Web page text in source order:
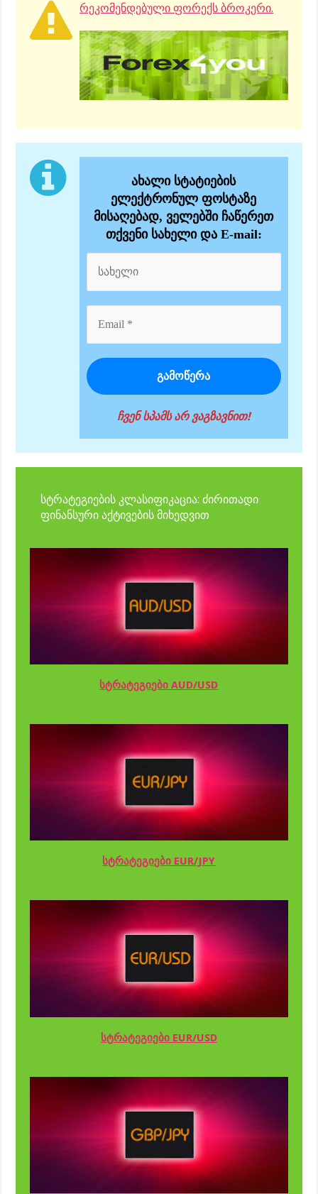
რეკომენდებული ფორექს ბროკერი.
ახალი სტატიების
ელექტრონულ ფოსტაზე
მისაღებად, ველებში ჩაწერეთ
თქვენი სახელი და E-mail:
ჩვენ სპამს არ ვაგზავნით!
სტრატეგიების კლასიფიკაცია: ძირითადი
ფინანსური აქტივების მიხედვით
სტრატეგიები AUD/USD
სტრატეგიები EUR/JPY
სტრატეგიები EUR/USD